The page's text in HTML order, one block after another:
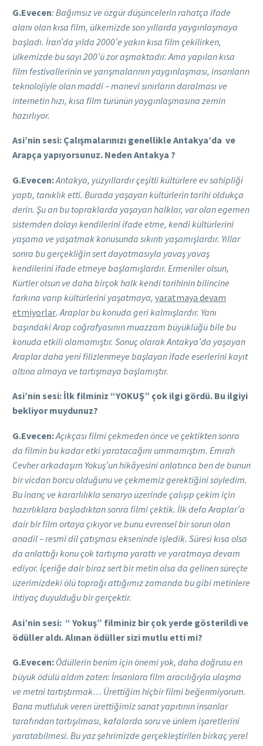
G.Evecen: Bağımsız ve özgür düşüncelerin rahatça ifade
alanı olan kısa film, ülkemizde son yıllarda yaygınlaşmaya
başladı. İran’da yılda 2000’e yakın kısa film çekilirken,
ülkemizde bu sayı 200’ü zor aşmaktadır. Ama yapılan kısa
film festivallerinin ve yarışmalarının yaygınlaşması, insanların
teknolojiyle olan maddi – manevi sınırların daralması ve
internetin hızı, kısa film türünün yaygınlaşmasına zemin
hazırlıyor.
Asi’nin sesi: Çalışmalarınızı genellikle Antakya’da ve
Arapça yapıyorsunuz. Neden Antakya ?
G.Evecen:Antakya, yüzyıllardır çeşitli kültürlere ev sahipliği
yaptı, tanıklık etti. Burada yaşayan kültürlerin tarihi oldukça
derin. Şu an bu topraklarda yaşayan halklar, var olan egemen
sistemden dolayı kendilerini ifade etme, kendi kültürlerini
yaşama ve yaşatmak konusunda sıkıntı yaşamışlardır. Yıllar
sonra bu gerçekliğin sert dayatmasıyla yavaş yavaş
kendilerini ifade etmeye başlamışlardır. Ermeniler olsun,
Kürtler olsun ve daha birçok halk kendi tarihinin bilincine
farkına varıp kültürlerini yaşatmaya, yaratmaya devam
etmiyorlar. Araplar bu konuda geri kalmışlardır. Yanı
başındaki Arap coğrafyasının muazzam büyüklüğü bile bu
konuda etkili olamamıştır. Sonuç olarak Antakya’da yaşayan
Araplar daha yeni filizlenmeye başlayan ifade eserlerini kayıt
altına almaya ve tartışmaya başlamıştır.
Asi’nin sesi: İlk filminiz “YOKUŞ” çok ilgi gördü. Bu ilgiyi
bekliyor muydunuz?
G.Evecen:Açıkçası filmi çekmeden önce ve çektikten sonra
da filmin bu kadar etki yaratacağını ummamıştım. Emrah
Cevher arkadaşım Yokuş’un hikâyesini anlatınca ben de bunun
bir vicdan borcu olduğunu ve çekmemiz gerektiğini söyledim.
Bu inanç ve kararlılıkla senaryo üzerinde çalışıp çekim için
hazırlıklara başladıktan sonra filmi çektik. İlk defa Araplar’a
dair bir film ortaya çıkıyor ve bunu evrensel bir sorun olan
anadil – resmi dil çatışması ekseninde işledik. Süresi kısa olsa
da anlattığı konu çok tartışma yarattı ve yaratmaya devam
ediyor. İçeriğe dair biraz sert bir metin olsa da gelinen süreçte
üzerimizdeki ölü toprağı attığımız zamanda bu gibi metinlere
ihtiyaç duyulduğu bir gerçektir.
Asi’nin sesi: “ Yokuş” filminiz bir çok yerde gösterildi ve
ödüller aldı. Alınan ödüller sizi mutlu etti mi?
G.Evecen: Ödüllerin benim için önemi yok, daha doğrusu en
büyük ödülü aldım zaten: İnsanlara film aracılığıyla ulaşma
ve metni tartıştırmak… Ürettiğim hiçbir filmi beğenmiyorum.
Bana mutluluk veren ürettiğimiz sanat yapıtının insanlar
tarafından tartışılması, kafalarda soru ve ünlem işaretlerini
yaratabilmesi. Bu yaz şehrimizde gerçekleştirilen birkaç yerel